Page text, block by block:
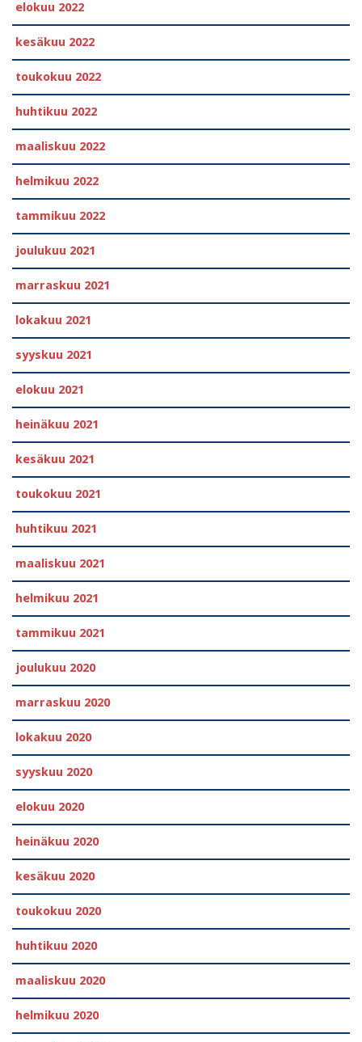
elokuu 2022
kesäkuu 2022
toukokuu 2022
huhtikuu 2022
maaliskuu 2022
helmikuu 2022
tammikuu 2022
joulukuu 2021
marraskuu 2021
lokakuu 2021
syyskuu 2021
elokuu 2021
heinäkuu 2021
kesäkuu 2021
toukokuu 2021
huhtikuu 2021
maaliskuu 2021
helmikuu 2021
tammikuu 2021
joulukuu 2020
marraskuu 2020
lokakuu 2020
syyskuu 2020
elokuu 2020
heinäkuu 2020
kesäkuu 2020
toukokuu 2020
huhtikuu 2020
maaliskuu 2020
helmikuu 2020